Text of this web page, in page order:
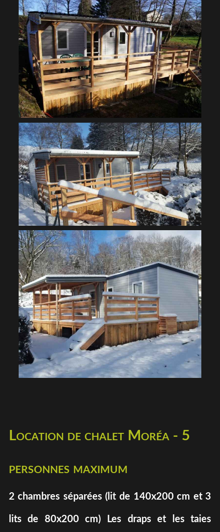
Location de chalet Moréa - 5
personnes maximum
2 chambres séparées (lit de 140x200 cm et 3
lits de 80x200 cm) Les draps et les taies